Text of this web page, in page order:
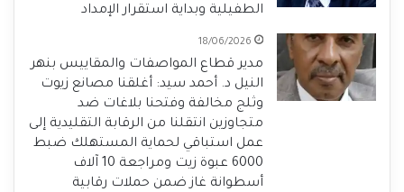
الطفيلية وبداية استقرار الإمداد
18/06/2026
مدير قطاع المواصفات والمقاييس بنهر
النيل د. أحمد سيد: أغلقنا مصانع زيوت
وثلج مخالفة وفتحنا بلاغات ضد
متجاوزين انتقلنا من الرقابة التقليدية إلى
عمل استباقي لحماية المستهلك ضبط
6000 عبوة زيت ومراجعة 10 آلاف
أسطوانة غاز ضمن حملات رقابية